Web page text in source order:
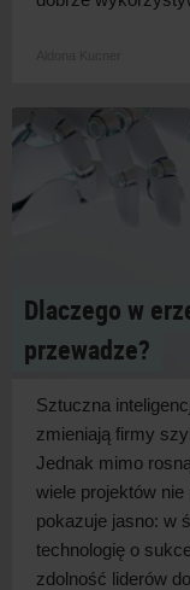
Dlaczego w
przewadze?
Sztuczna
zmieniają firmy
Jednak mimo
wiele projektów
pokazuje jasno: w
technologię o
zdolność liderów